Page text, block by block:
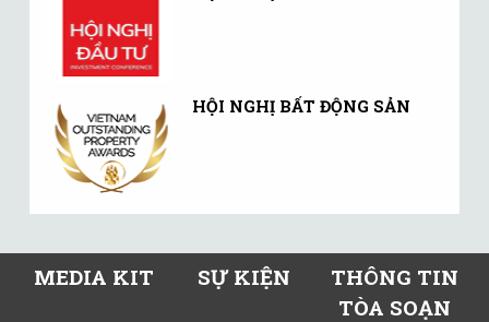
HỘI NGHỊ BẤT ĐỘNG SẢN
MEDIA KIT SỰ KIỆN
THÔNG TIN
TÒA SOẠN